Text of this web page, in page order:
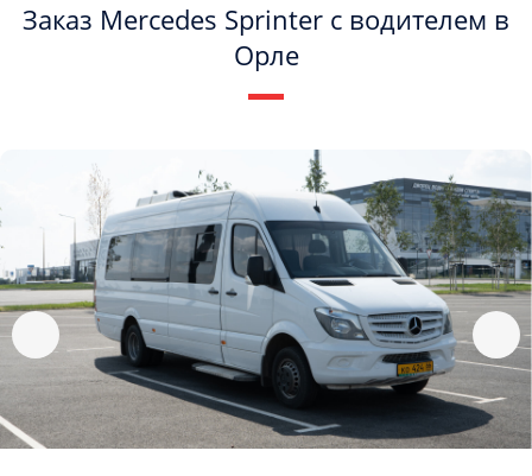
Заказ Mercedes Sprinter с водителем в
Орле
Политикой конфиденциальности
ознакомлен(а), даю согласие на